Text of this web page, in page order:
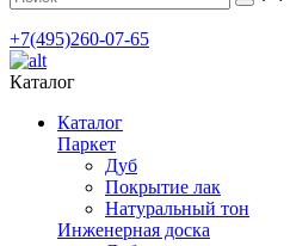
+7(495)260-07-65
Каталог
Каталог
Паркет
Дуб
Покрытие лак
Натуральный тон
Инженерная доска